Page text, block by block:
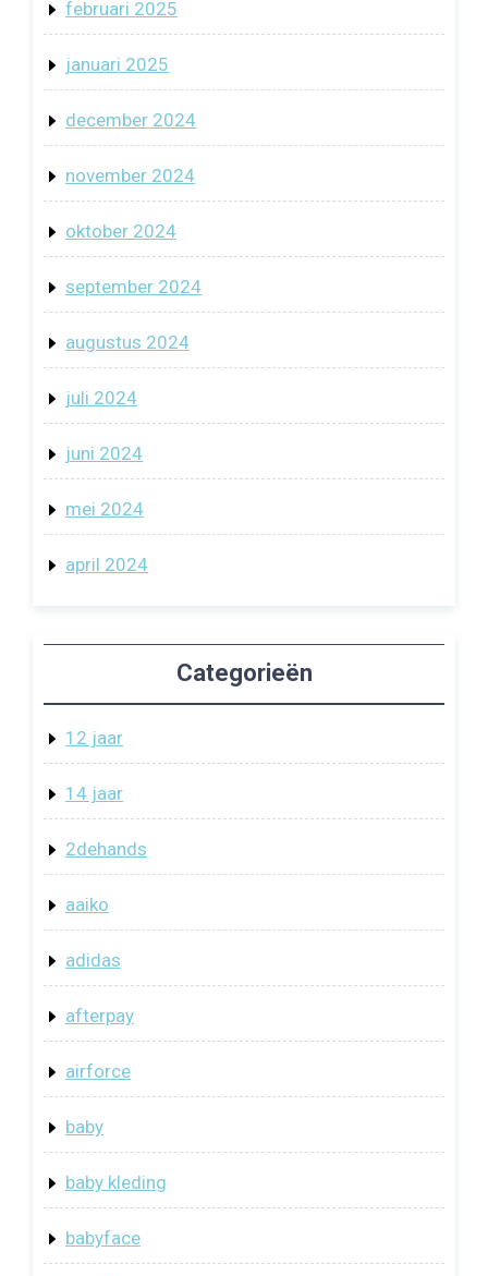
februari 2025
januari 2025
december 2024
november 2024
oktober 2024
september 2024
augustus 2024
juli 2024
juni 2024
mei 2024
april 2024
Categorieën
12 jaar
14 jaar
2dehands
aaiko
adidas
afterpay
airforce
baby
baby kleding
babyface